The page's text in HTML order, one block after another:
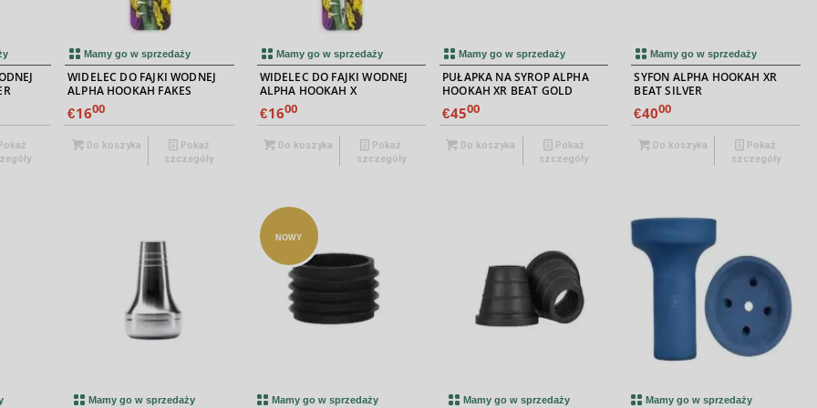
Mamy go w sprzedaży
WIDELEC DO FAJKI WODNEJ
ALPHA HOOKAH FAKES
€1600
Do koszyka
Pokaż
szczegóły
Mamy go w sprzedaży
WIDELEC DO FAJKI WODNEJ
ALPHA HOOKAH X
€1600
Do koszyka
Pokaż
szczegóły
Mamy go w sprzedaży
PUŁAPKA NA SYROP ALPHA
HOOKAH XR BEAT GOLD
€4500
Do koszyka
Pokaż
szczegóły
Mamy go w sprzedaży
SYFON ALPHA HOOKAH XR
BEAT SILVER
€4000
Do koszyka
Pokaż
szczegóły
Mamy go w sprzedaży Mamy go w sprzedaży
NOWY
Mamy go w sprzedaży Mamy go w sprzedaży